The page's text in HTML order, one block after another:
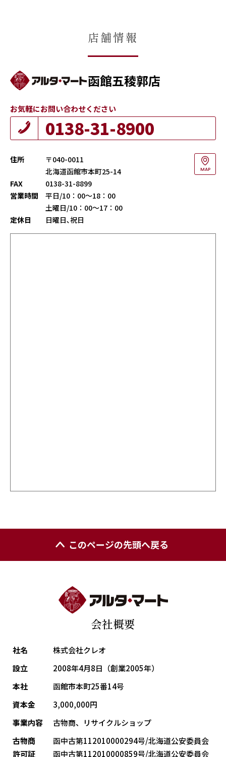
店舗情報
函館五稜郭店
お気軽にお問い合わせください
0138-31-8900
住所
〒040-0011
北海道函館市本町25-14
MAP
FAX
0138-31-8899
営業時間
平日/10：00～18：00
土曜日/10：00～17：00
定休日
日曜日､祝日
このページの先頭へ戻る
会社概要
社名
株式会社クレオ
設立
2008年4月8日（創業2005年）
本社
函館市本町25番14号
資本金
3,000,000円
事業内容
古物商、リサイクルショップ
古物商
許可証
函中古第112010000294号/北海道公安委員会
函中古第112010000859号/北海道公安委員会